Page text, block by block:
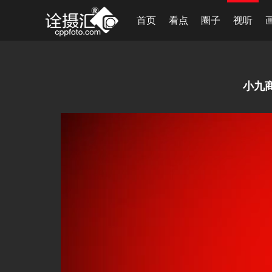
首页 看点 圈子 视听
小九